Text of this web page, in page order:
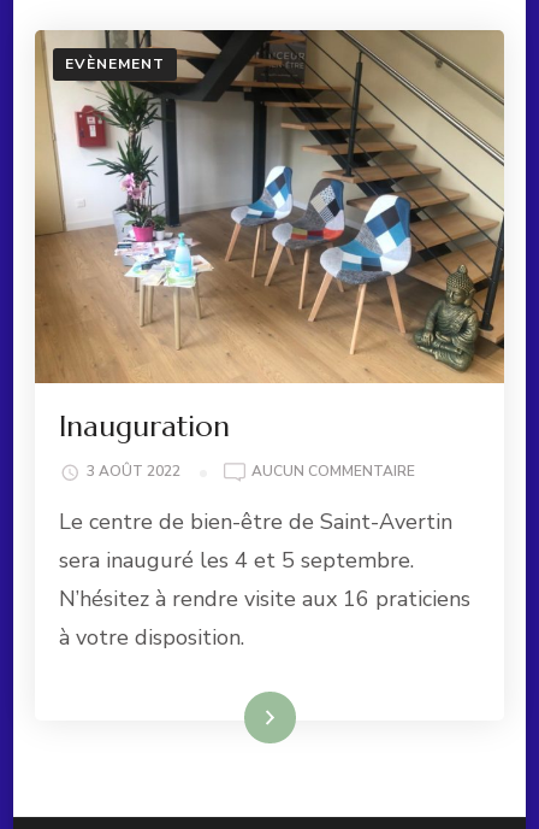
EVÈNEMENT
Inauguration
3 AOÛT 2022 AUCUN COMMENTAIREINAUGURATION
Le centre de bien-être de Saint-Avertin
sera inauguré les 4 et 5 septembre.
N’hésitez à rendre visite aux 16 praticiens
à votre disposition.
Lire la suite